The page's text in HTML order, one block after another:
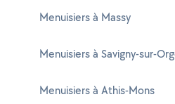
Menuisiers à Massy
Menuisiers à Savigny-sur-
Menuisiers à Athis-Mons